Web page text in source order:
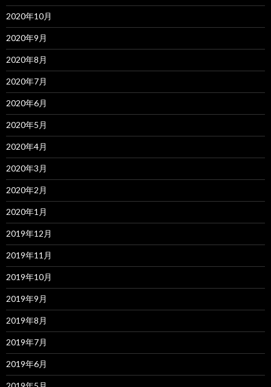
2020年10月
2020年9月
2020年8月
2020年7月
2020年6月
2020年5月
2020年4月
2020年3月
2020年2月
2020年1月
2019年12月
2019年11月
2019年10月
2019年9月
2019年8月
2019年7月
2019年6月